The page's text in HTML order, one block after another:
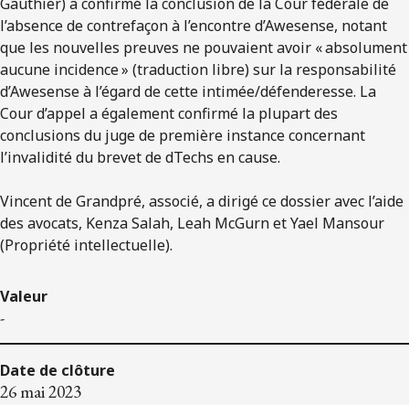
l’absence de contrefaçon à l’encontre d’Awesense, notant
que les nouvelles preuves ne pouvaient avoir « absolument
aucune incidence » (traduction libre) sur la responsabilité
d’Awesense à l’égard de cette intimée/défenderesse. La
Cour d’appel a également confirmé la plupart des
conclusions du juge de première instance concernant
l’invalidité du brevet de dTechs en cause.
Vincent de Grandpré, associé, a dirigé ce dossier avec l’aide
des avocats, Kenza Salah, Leah McGurn et Yael Mansour
(Propriété intellectuelle).
Valeur
-
Date de clôture
26 mai 2023